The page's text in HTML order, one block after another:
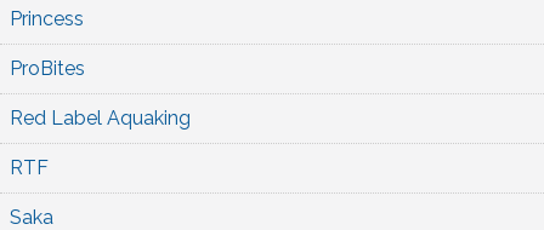
Princess
ProBites
Red Label Aquaking
RTF
Saka